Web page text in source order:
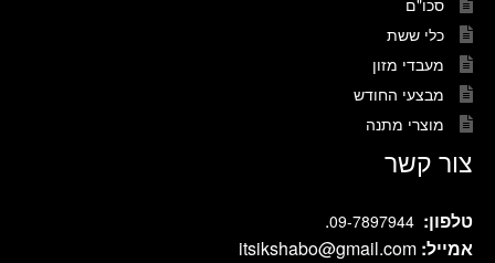
כלי ששת
מעבדי מזון
מבצעי החודש
מוצרי מתנה
צור קשר
טלפון: 09-7897944
.
אמייל: itsikshabo@gmail.com